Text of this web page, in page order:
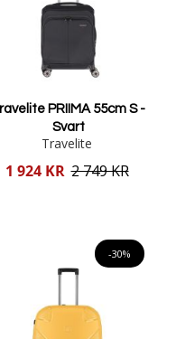
PRIIMA 55cm S -
Svart
Travelite
1 924 KR 2 749 KR
-30%